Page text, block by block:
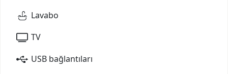
Lavabo
TV
USB bağlantıları